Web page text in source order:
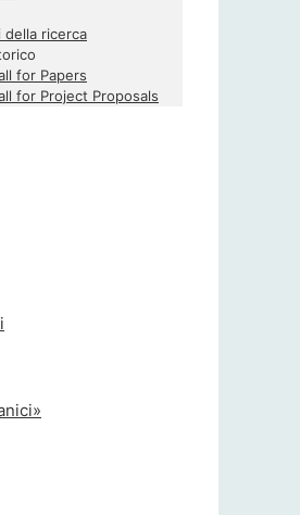
della ricerca
for Papers
for Project Proposals